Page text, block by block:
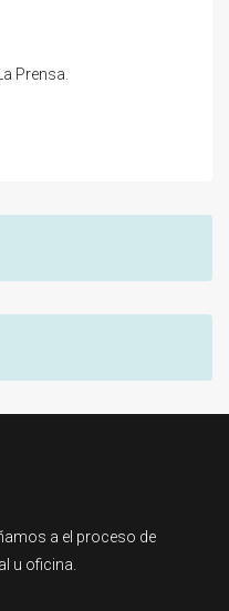
Prensa.
a el proceso de
u oficina.